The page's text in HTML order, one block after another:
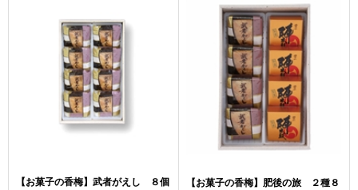
【お菓子の香梅】武者がえし ８個
【お菓子の香梅】肥後の旅 ２種８